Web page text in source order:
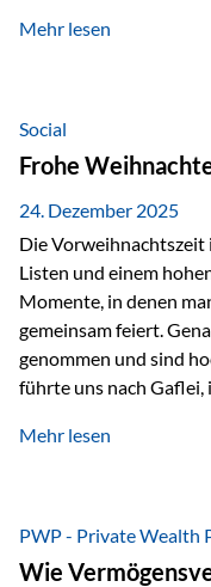
Veranstaltungen wie
starkes Miteinander ist.
Erlebnissen konnten
Mehr lesen
Social
Frohe
24. Dezember 2025
Die Vorweihnachtszeit
Listen und einem
Momente, in denen
gemeinsam feiert.
genommen und sind
führte uns nach
beeindruckendes
verschneiter
einer entspannten…
Mehr lesen
PWP - Private Wealth
Wie